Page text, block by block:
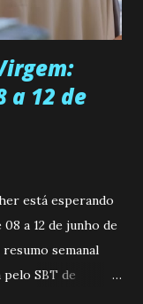
por eng...
a 12 de
está esperando
a 12 de junho de
semanal
pelo SBT de